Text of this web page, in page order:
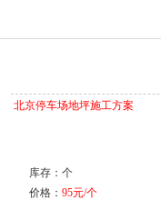
北京停车场地坪施工方案
库存：个
价格： 95元/个